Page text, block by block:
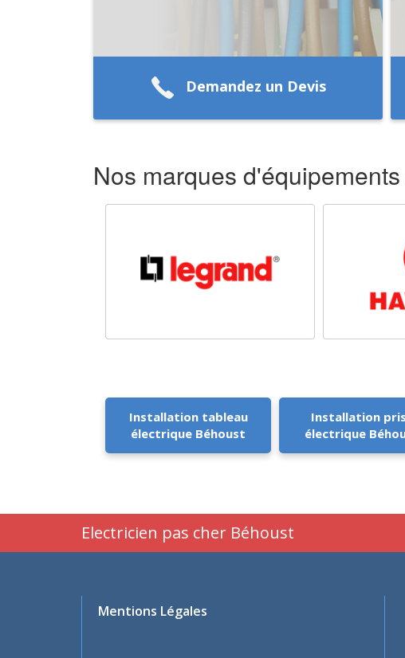
Demandez un Devis
Nos marques
Installation tableau
électrique Béhoust
Installation
électrique
Electricien pas cher Béhoust
Mentions Légales